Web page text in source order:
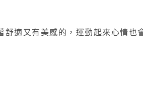
舒適又有美感的，運動起來心情也